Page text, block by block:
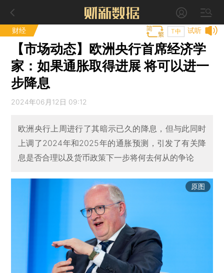
财经 试听
T中
【市场动态】欧洲央行首席经济学
家：如果通胀取得进展 将可以进一
步降息
2024年06月12日 09:12
欧洲央行上周进行了其暗示已久的降息，但与此同时
上调了2024年和2025年的通胀预测，引发了有关降
息是否合理以及货币政策下一步将何去何从的争论
原图